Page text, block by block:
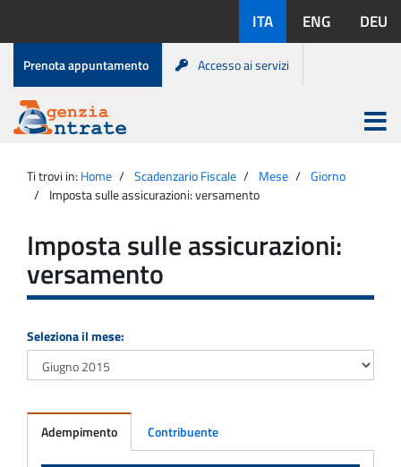
contenuto
disponibili:
ITA ENG DEU
Menu
di
servizio
Prenota appuntamento Accesso ai servizi
Agenzia
Entrate
Apri
menu
principale
Ti trovi in: Home Scadenzario Fiscale Mese
Giorno
Imposta sulle assicurazioni: versamento
Imposta sulle assicurazioni:
versamento
Seleziona il mese:
Adempimento Contribuente